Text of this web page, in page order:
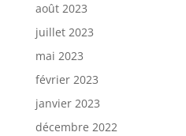
août 2023
juillet 2023
mai 2023
février 2023
janvier 2023
décembre 2022